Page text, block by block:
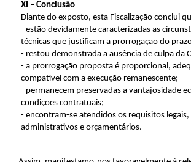
XI – Conclusão
Diante do exposto, esta Fiscalização conclui
- estão devidamente caracterizadas as
técnicas que justificam a prorrogação do
- restou demonstrada a ausência de culpa da
- a prorrogação proposta é proporcional,
compatível com a execução remanescente;
- permanecem preservadas a vantajosidade
condições contratuais;
- encontram-se atendidos os requisitos legais,
administrativos e orçamentários.